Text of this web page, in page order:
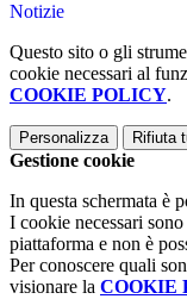
Notizie
Questo sito o gli
cookie necessari al
COOKIE POLICY.
Personalizza Rifiuta
Gestione cookie
In questa schermata è
I cookie necessari
piattaforma e non è
Per conoscere quali
visionare la COOKIE